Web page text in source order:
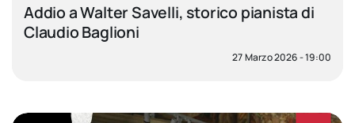
Addio a Walter Savelli, storico pianista di
Claudio Baglioni
27 Marzo 2026 - 19:00